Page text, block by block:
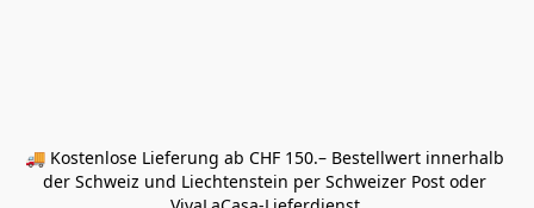
🚚 Kostenlose Lieferung ab CHF 150.– Bestellwert innerhalb
der Schweiz und Liechtenstein per Schweizer Post oder